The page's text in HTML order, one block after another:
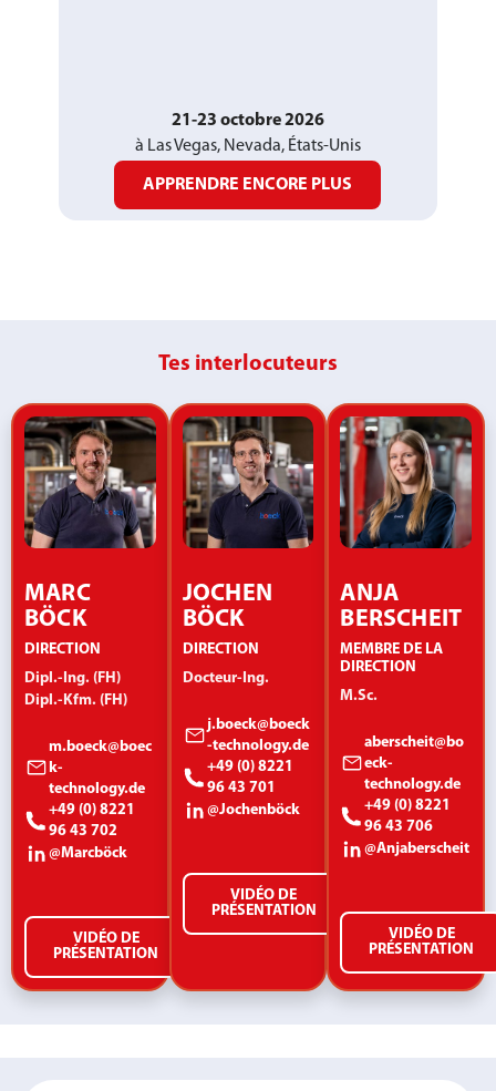
21-23 octobre 2026
à Las Vegas, Nevada, États-Unis
APPRENDRE ENCORE PLUS
Tes interlocuteurs
MARC
BÖCK
DIRECTION
Dipl.-Ing. (FH)
Dipl.-Kfm. (FH)
m.boeck@boec
k-
technology.de
+49 (0) 8221
96 43 702
@Marcböck
VIDÉO DE
PRÉSENTATION
JOCHEN
BÖCK
DIRECTION
Docteur-Ing.
j.boeck@boeck
-technology.de
+49 (0) 8221
96 43 701
@Jochenböck
VIDÉO DE
PRÉSENTATION
ANJA
BERSCHEIT
MEMBRE DE LA
DIRECTION
M.Sc.
aberscheit@bo
eck-
technology.de
+49 (0) 8221
96 43 706
@Anjaberscheit
VIDÉO DE
PRÉSENTATION